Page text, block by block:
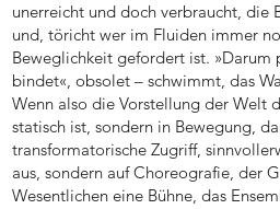
unerreicht und doch verbraucht, die
und, töricht wer im Fluiden immer
Beweglichkeit gefordert ist. »Darum
bindet«, obsolet – schwimmt, das
Wenn also die Vorstellung der Welt
statisch ist, sondern in Bewegung,
transformatorische Zugriff,
aus, sondern auf Choreografie, der
Wesentlichen eine Bühne, das